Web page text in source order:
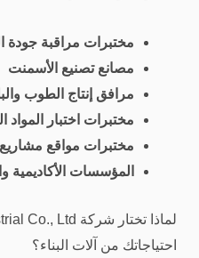
مختبرات مراقبة جودة
مصانع تصنيع الأسمنت
مرافق إنتاج الطوب
مختبرات اختبار المواد
مختبرات مواقع مشاريع
المؤسسات الأكاديمية
احتياجاتك من آلات البناء؟